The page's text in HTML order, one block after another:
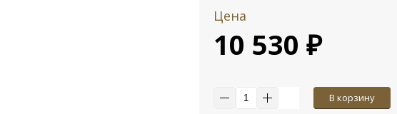
Цена
10 530 ₽
В корзину